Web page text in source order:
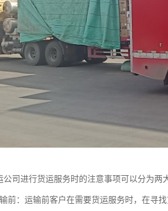
公司进行货运服务时的注意事项可以分为两
前：运输前客户在需要货运服务时，在寻